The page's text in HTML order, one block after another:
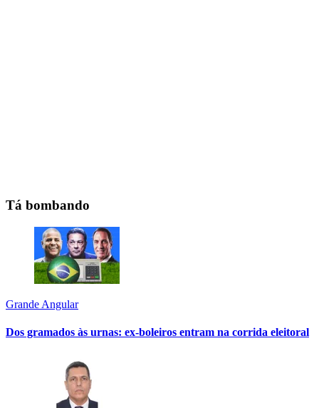
Tá bombando
Grande Angular
Dos gramados às urnas: ex-boleiros entram na corrida eleitoral